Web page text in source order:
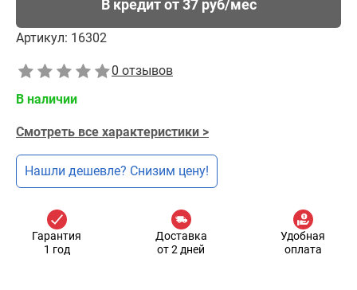
В кредит от 37 руб/мес
Артикул: 16302
0 отзывов
В наличии
Смотреть все характеристики >
Нашли дешевле? Снизим цену!
Гарантия
1 год
Доставка
от 2 дней
Удобная
оплата